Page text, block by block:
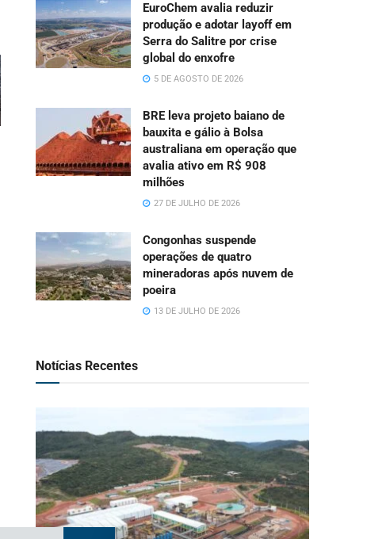
EuroChem avalia reduzir
produção e adotar layoff em
Serra do Salitre por crise
global do enxofre
5 DE AGOSTO DE 2026
BRE leva projeto baiano de
bauxita e gálio à Bolsa
australiana em operação que
avalia ativo em R$ 908
milhões
27 DE JULHO DE 2026
Congonhas suspende
operações de quatro
mineradoras após nuvem de
poeira
13 DE JULHO DE 2026
Notícias Recentes